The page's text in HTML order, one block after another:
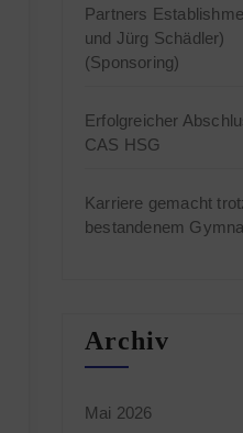
Partners
und Jürg Schädler)
(Sponsoring)
Erfolgreicher
CAS HSG
Karriere gemacht
bestandenem
Archiv
Mai 2026